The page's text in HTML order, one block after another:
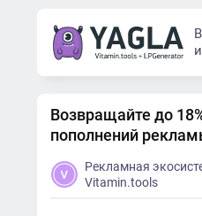
Возвращайте до
пополнений
Рекламная
Vitamin.tools